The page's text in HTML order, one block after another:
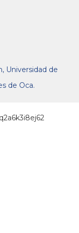
Universidad de
de Oca.